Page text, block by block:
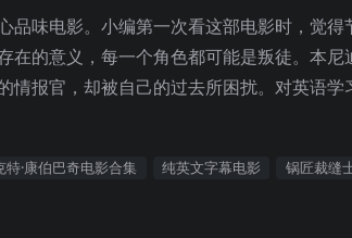
品味电影。小编第一次看这部电影时，觉
的意义，每一个角色都可能是叛徒。本尼
报官，却被自己的过去所困扰。对英语学
特·康伯巴奇电影合集 纯英文字幕电影 锅匠裁缝